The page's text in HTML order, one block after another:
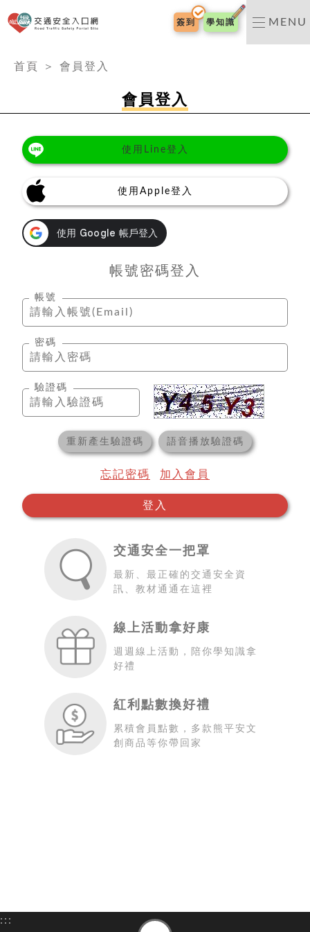
交通安全入口網
簽到 學知識 MENU
首頁
＞ 會員登入
會員登入
交通安全一把罩
最新、最正確的交通安全資
訊、教材通通在這裡
線上活動拿好康
週週線上活動，陪你學知識拿
好禮
紅利點數換好禮
累積會員點數，多款熊平安文
創商品等你帶回家
使用Line登入
使用Apple登入
帳號密碼登入
帳號
密碼
驗證碼
重新產生驗證碼 語音播放驗證碼
忘記密碼 加入會員
登入
:::